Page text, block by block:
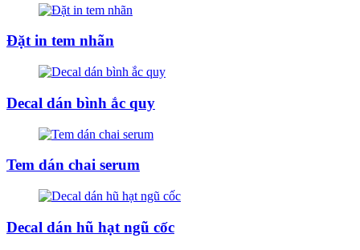
Đặt in tem nhãn
Decal dán bình ắc quy
Tem dán chai serum
Decal dán hũ hạt ngũ cốc